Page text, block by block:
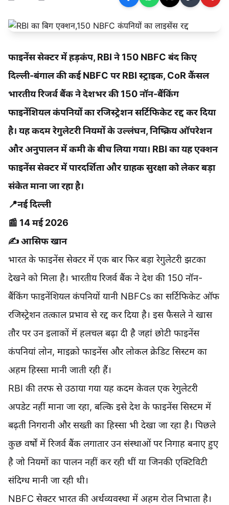
फाइनेंस सेक्टर में हड़कंप, RBI ने 150 NBFC बंद किए
दिल्ली-बंगाल की कई NBFC पर RBI स्ट्राइक, CoR कैंसल
भारतीय रिजर्व बैंक ने देशभर की 150 नॉन-बैंकिंग
फाइनेंशियल कंपनियों का रजिस्ट्रेशन सर्टिफिकेट रद्द कर दिया
है। यह कदम रेगुलेटरी नियमों के उल्लंघन, निष्क्रिय ऑपरेशन
और अनुपालन में कमी के बीच लिया गया। RBI का यह एक्शन
फाइनेंस सेक्टर में पारदर्शिता और ग्राहक सुरक्षा को लेकर बड़ा
संकेत माना जा रहा है।
📍नई दिल्ली
📰 14 मई 2026
✍️ आसिफ खान
भारत के फाइनेंस सेक्टर में एक बार फिर बड़ा रेगुलेटरी झटका
देखने को मिला है। भारतीय रिजर्व बैंक ने देश की 150 नॉन-
बैंकिंग फाइनेंशियल कंपनियों यानी NBFCs का सर्टिफिकेट ऑफ
रजिस्ट्रेशन तत्काल प्रभाव से रद्द कर दिया है। इस फैसले ने खास
तौर पर उन इलाकों में हलचल बढ़ा दी है जहां छोटी फाइनेंस
कंपनियां लोन, माइक्रो फाइनेंस और लोकल क्रेडिट सिस्टम का
अहम हिस्सा मानी जाती रही हैं।
RBI की तरफ से उठाया गया यह कदम केवल एक रेगुलेटरी
अपडेट नहीं माना जा रहा, बल्कि इसे देश के फाइनेंस सिस्टम में
बढ़ती निगरानी और सख्ती का हिस्सा भी देखा जा रहा है। पिछले
कुछ वर्षों में रिजर्व बैंक लगातार उन संस्थाओं पर निगाह बनाए हुए
है जो नियमों का पालन नहीं कर रही थीं या जिनकी एक्टिविटी
संदिग्ध मानी जा रही थी।
NBFC सेक्टर भारत की अर्थव्यवस्था में अहम रोल निभाता है।